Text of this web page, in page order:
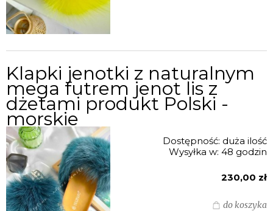
Klapki jenotki z naturalnym
mega futrem jenot lis z
dżetami produkt Polski -
morskie
Dostępność: duża ilość
Wysyłka w: 48 godzin
230,00 zł
do koszyka